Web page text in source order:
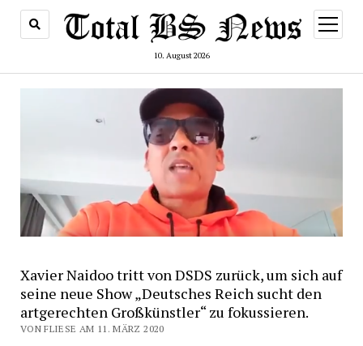
10. August 2026
Menü
öffnen
Xavier Naidoo tritt von DSDS zurück, um sich auf
seine neue Show „Deutsches Reich sucht den
artgerechten Großkünstler“ zu fokussieren.
VON FLIESE AM 11. MÄRZ 2020